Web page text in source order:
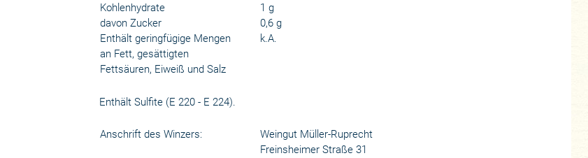
Kohlenhydrate
1 g
davon Zucker
0,6 g
Enthält geringfügige Mengen
an Fett, gesättigten
Fettsäuren, Eiweiß und Salz
k.A.
Enthält Sulfite (E 220 - E 224).
Anschrift des Winzers:
Weingut Müller-Ruprecht
Freinsheimer Straße 31